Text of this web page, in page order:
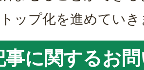
ップ化を進めてい
事に関するお